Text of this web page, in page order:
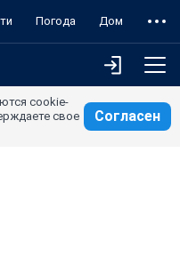
Погода Дом
cookie-
свое
Согласен